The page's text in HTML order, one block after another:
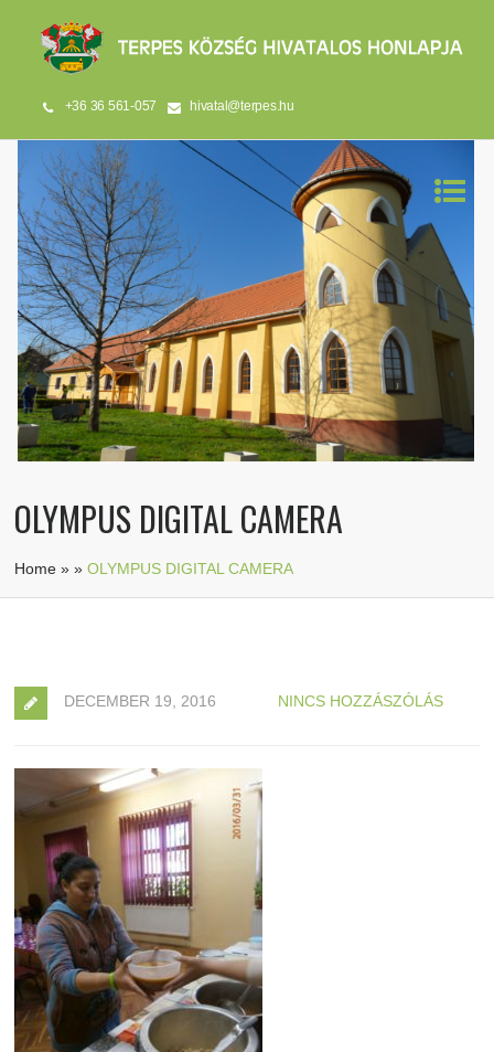
+36 36 561-057 hivatal@terpes.hu
OLYMPUS DIGITAL CAMERA
Home »»OLYMPUS DIGITAL CAMERA
DECEMBER 19, 2016 NINCS HOZZÁSZÓLÁS